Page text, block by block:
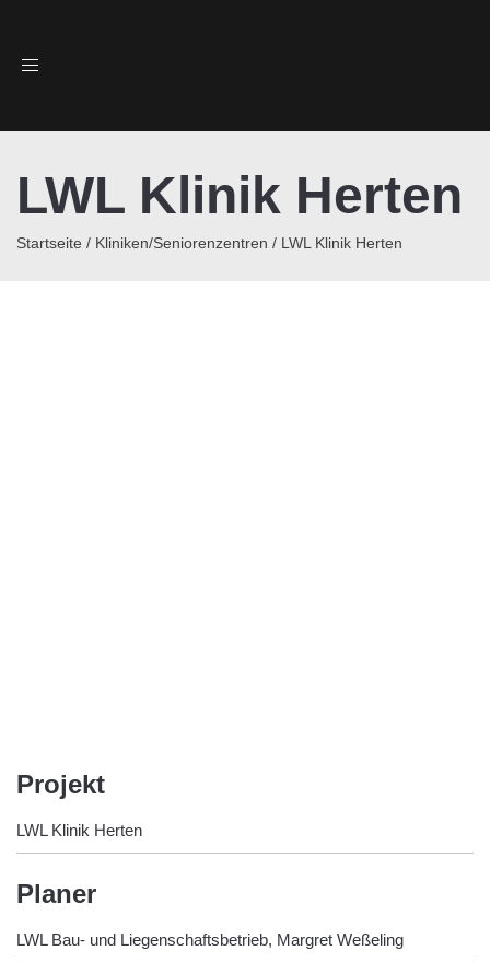
Toggle
LWL Klinik Herten
Startseite / Kliniken/Seniorenzentren / LWL Klinik Herten
Projekt
LWL Klinik Herten
Planer
LWL Bau- und Liegenschaftsbetrieb, Margret Weßeling